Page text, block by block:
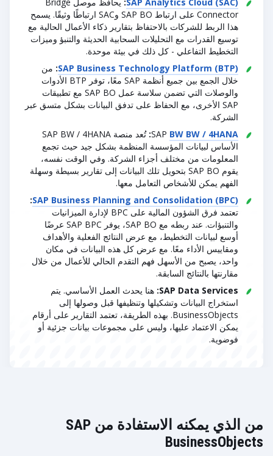
Connector على ارتباط SAP BO وSAC ارتباطًا وثيقًا. يسمح
هذا الربط للشركات بالاحتفاظ بتقارير ذكاء الأعمال الحالية مع
توسيع القدرات مع التحليلات السحابية الحديثة والتنبؤ وميزات
التخطيط التفاعلي - كل ذلك في بيئة موحدة.
SAP Business Technology Platform (BTP)
: من
خلال الجمع بين جميع أنظمة SAP معًا، توفر BTP الأدوات
والوصلات التي تضمن سلاسة عمل SAP BO مع تطبيقات
SAP الأخرى، مع الحفاظ على تدفق البيانات بشكل متسق عبر
الشركة.
SAP BW BW / 4HANA
:
تُعد منصة SAP BW / 4HANA
الأساس لبيانات المؤسسة المنظمة بشكل جيد حيث تجمع
المعلومات من مختلف أجزاء الشركة. وفي الوقت نفسه،
يقوم SAP BO بتحويل تلك البيانات إلى تقارير بسيطة وسهلة
الفهم يمكن للأشخاص التعامل معها.
SAP Business Planning and Consolidation (BPC)
:
تعتمد فرق الشؤون المالية على BPC لإدارة الميزانيات
والتنبؤات. عند ربطه مع SAP BO، يوفر SAP BPC عرضًا
أوسع لبيانات التخطيط، مع عرض النتائج الفعلية والأهداف
ومقاييس الأداء معًا. مع عرض كل هذه البيانات في مكان
واحد، يصبح من الأسهل فهم التقدم الحالي للأعمال من خلال
مقارنتها بالنتائج السابقة.
SAP Data Services: هنا يحدث العمل الأساسي. يتم
استخراج البيانات وتشكيلها وتنظيفها قبل وصولها إلى
BusinessObjects. بهذه الطريقة، تعتمد التقارير على أرقام
يمكن الاعتماد عليها، وليس على مجموعات بيانات جزئية أو
فوضوية.
من الذي يمكنه الاستفادة من SAP
BusinessObjects